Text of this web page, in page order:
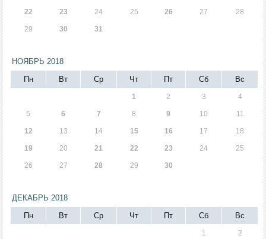
22 23 24 25 26 27 28
29 30 31
НОЯБРЬ 2018
Пн
Вт Ср Чт Пт Сб Вс
1 2 3 4
5 6 7 8 9 10 11
12 13 14 15 16 17 18
19 20 21 22 23 24 25
26 27 28 29 30
ДЕКАБРЬ 2018
Пн
Вт Ср Чт Пт Сб Вс
1 2